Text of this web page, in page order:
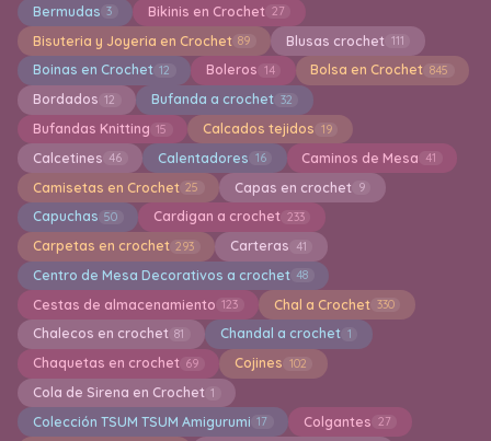
Bermudas 3 Bikinis en Crochet 27
Bisuteria y Joyeria en Crochet 89 Blusas crochet 111
Boinas en Crochet 12 Boleros 14 Bolsa en Crochet 845
Bordados 12 Bufanda a crochet 32
Bufandas Knitting 15 Calcados tejidos 19
Calcetines 46 Calentadores 16 Caminos de Mesa 41
Camisetas en Crochet 25 Capas en crochet 9
Capuchas 50 Cardigan a crochet 233
Carpetas en crochet 293 Carteras 41
Centro de Mesa Decorativos a crochet 48
Cestas de almacenamiento 123 Chal a Crochet 330
Chalecos en crochet 81 Chandal a crochet 1
Chaquetas en crochet 69 Cojines 102
Cola de Sirena en Crochet 1
Colección TSUM TSUM Amigurumi 17 Colgantes 27